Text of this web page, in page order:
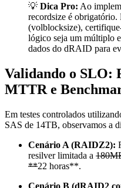
💡 Dica Pro: Ao
recordsize é obrigatório.
(volblocksize),
lógico seja um múltiplo
dados do dRAID para
Validando o SLO:
MTTR e
Em testes controlados
SAS de 14TB, observamos a
Cenário A (RAIDZ2):
resilver limitada a
**22 horas**.
Cenário B (dRAID2